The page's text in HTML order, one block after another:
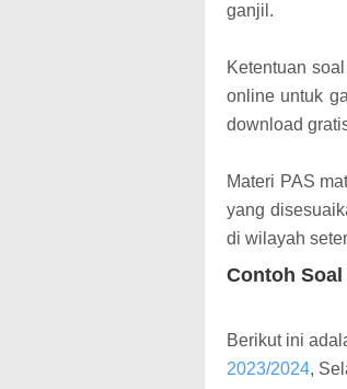
ganjil.
Ketentuan
online untuk
download
Materi PAS
yang
di wilayah
Contoh Soal
Berikut ini
2023/2024,